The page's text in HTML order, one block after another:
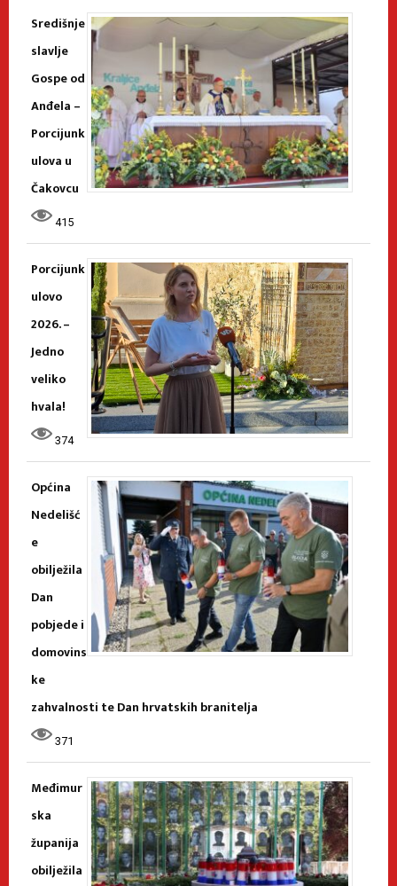
Središnje
slavlje
Gospe od
Anđela –
Porcijunk
ulova u
Čakovcu
415
Porcijunk
ulovo
2026. –
Jedno
veliko
hvala!
374
Općina
Nedelišć
e
obilježila
Dan
pobjede i
domovins
ke
zahvalnosti te Dan hrvatskih branitelja
371
Međimur
ska
županija
obilježila